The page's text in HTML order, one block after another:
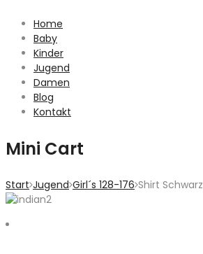
Home
Baby
Kinder
Jugend
Damen
Blog
Kontakt
Mini Cart
Start Jugend Girl´s 128-176 Shirt Schwarz